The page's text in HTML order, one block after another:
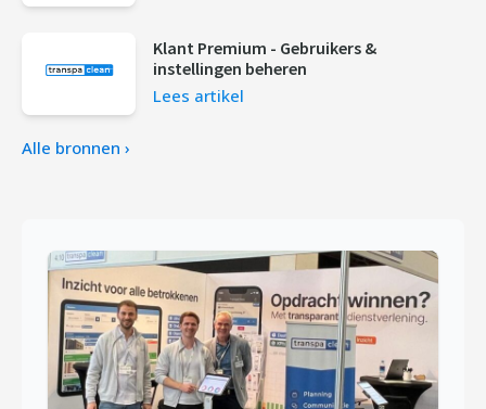
Klant Premium - Gebruikers &
instellingen beheren
Lees artikel
Alle bronnen ›